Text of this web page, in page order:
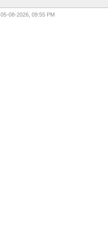
05-08-2026, 09:55 PM